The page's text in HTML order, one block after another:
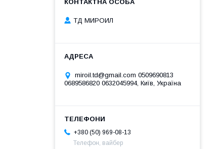
ТД МИРОИЛ
miroil.td@gmail.com 0509690813
0689586820 0632045994, Київ, Україна
+380 (50) 969-08-13
Телефон, вайбер